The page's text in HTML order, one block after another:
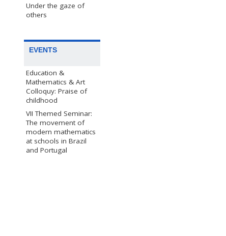
Under the gaze of
others
EVENTS
Education &
Mathematics & Art
Colloquy: Praise of
childhood
VII Themed Seminar:
The movement of
modern mathematics
at schools in Brazil
and Portugal